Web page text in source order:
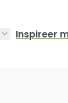
Inspireer